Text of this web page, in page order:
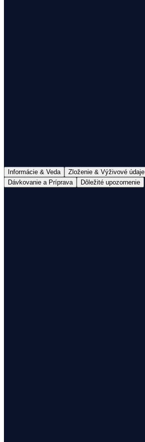
Informácie & Veda
Zloženie & Výživové údaje
Dávkovanie a Príprava
Dôležité upozornenie